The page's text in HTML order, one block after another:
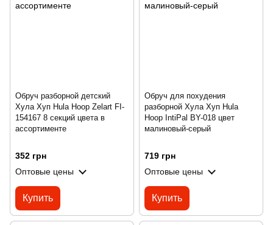
Обруч разборной детский
Хула Хуп Hula Hoop Zelart FI-
154167 8 секций цвета в
ассортименте
352 грн
Оптовые цены
Купить
Обруч для похудения
разборной Хула Хуп Hula
Hoop IntiPal BY-018 цвет
малиновый-серый
719 грн
Оптовые цены
Купить